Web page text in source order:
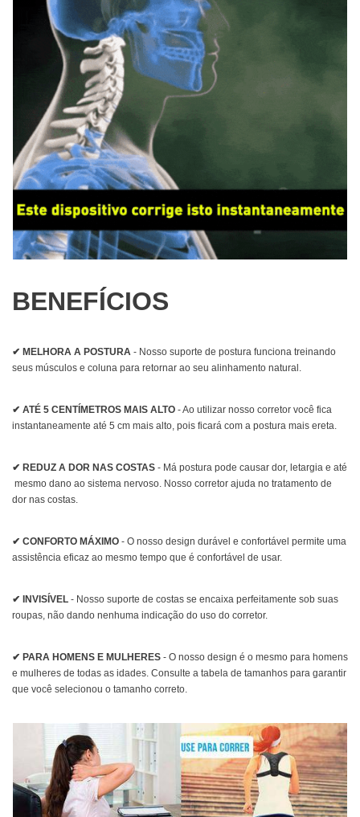
BENEFÍCIOS
✔ MELHORA A POSTURA - Nosso suporte de postura funciona treinando
seus músculos e coluna para retornar ao seu alinhamento natural.
✔ ATÉ 5 CENTÍMETROS MAIS ALTO - Ao utilizar nosso corretor você fica
instantaneamente até 5 cm mais alto, pois ficará com a postura mais ereta.
✔ REDUZ A DOR NAS COSTAS - Má postura pode causar dor, letargia e até
mesmo dano ao sistema nervoso. Nosso corretor ajuda no tratamento de
dor nas costas.
✔ CONFORTO MÁXIMO - O nosso design durável e confortável permite uma
assistência eficaz ao mesmo tempo que é confortável de usar.
✔ INVISÍVEL - Nosso suporte de costas se encaixa perfeitamente sob suas
roupas, não dando nenhuma indicação do uso do corretor.
✔ PARA HOMENS E MULHERES - O nosso design é o mesmo para homens
e mulheres de todas as idades. Consulte a tabela de tamanhos para garantir
que você selecionou o tamanho correto.